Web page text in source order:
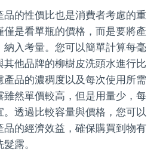
品的性價比也是消費者考慮的重
是看單瓶的價格，而是要將產
入考量。您可以簡單計算每毫
其他品牌的柳樹皮洗頭水進行比
品的濃稠度以及每次使用所需
雖然單價較高，但是用量少，每
。透過比較容量與價格，您可以
的經濟效益，確保購買到物有
露。